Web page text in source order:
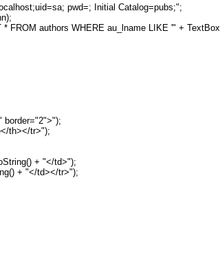
pwd=; Initial Catalog=pubs;";
FROM authors WHERE au_lname LIKE '" +
th></tr>");
+ "</td>");
+ "</td></tr>");